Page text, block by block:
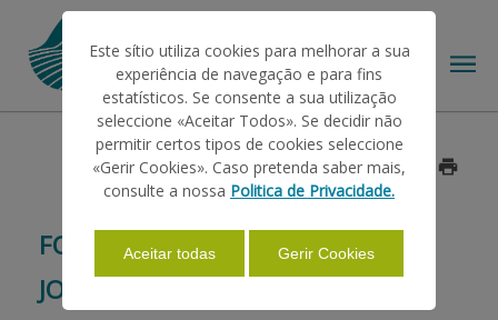
AJUDAS/APOIOS
INFORMAÇÕES
FORMAÇÃO ESPECIALIZADA PARA
JOVENS AGRICULTORES
Data: 2013/11/12
Este sítio utiliza cookies para melhorar a sua
experiência de navegação e para fins
estatísticos. Se consente a sua utilização
seleccione «Aceitar Todos». Se decidir não
permitir certos tipos de cookies seleccione
«Gerir Cookies». Caso pretenda saber mais,
consulte a nossa Politica de Privacidade.
Aceitar todas Gerir Cookies